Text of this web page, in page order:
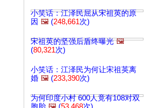
小笑话：江泽民屈从宋祖英的原
因 🖼️ (248,661次)
宋祖英的坚强后盾终曝光 🖼️
(80,321次)
小笑话：江泽民为何让宋祖英离
婚 🖼️ (233,390次)
为何印度小村 600人竟有108对双